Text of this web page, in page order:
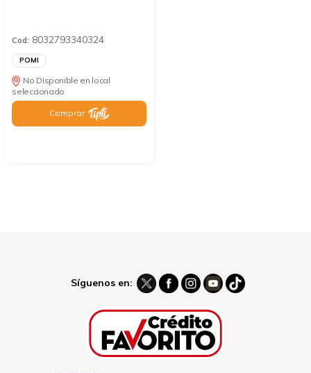
Cod: 8032793340324
POMI
No Disponible en local
seleccionado
Comprar
Síguenos en: